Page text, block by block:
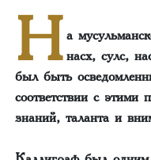
На
насх, сулс,
был быть
соответствии с этими
знаний, таланта и